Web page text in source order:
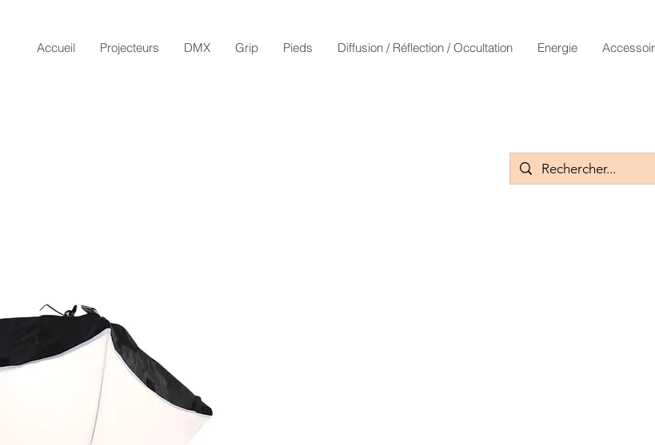
Accueil Projecteurs DMX Grip Pieds Diffusion / Réflection / Occultation Energie